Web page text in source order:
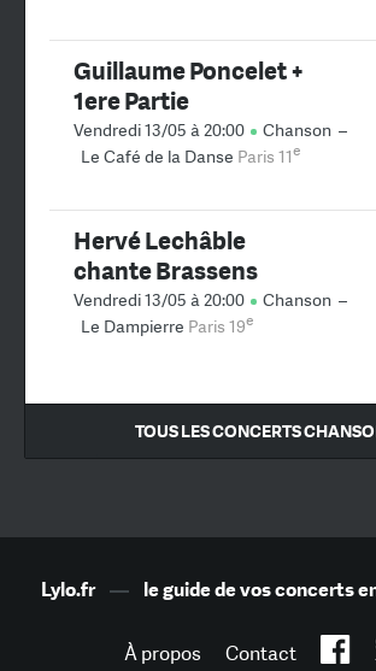
Guillaume Poncelet +
1ere Partie
Vendredi 13/05 à 20:00 Chanson –
Le Café de la Danse Paris 11e
Hervé Lechâble
chante Brassens
Vendredi 13/05 à 20:00 Chanson –
Le Dampierre Paris 19e
TOUS LES CONCERTS
Lylo.fr— le guide de vos concerts
À propos Contact